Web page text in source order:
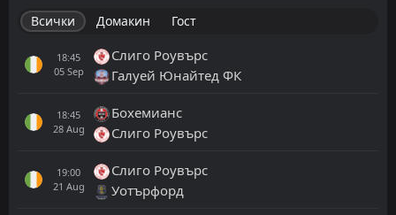
Всички Домакин Гост
18:45
05 Sep
Слиго Роувърс
Галуей Юнайтед ФК
18:45
28 Aug
Бохемианс
Слиго Роувърс
19:00
21 Aug
Слиго Роувърс
Уотърфорд